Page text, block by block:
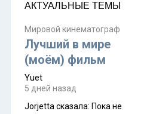
АКТУАЛЬНЫЕ ТЕМЫ
Мировой кинематограф
Лучший в мире
(моём) фильм
Yuet
5 дней назад
Jorjetta сказалa: Пока не